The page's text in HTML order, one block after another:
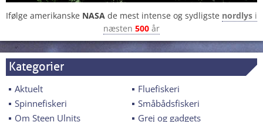
Ifølge amerikanske NASA de mest intense og sydligste nordlys i
næsten 500 år
Kategorier
Aktuelt
Fluefiskeri
Spinnefiskeri
Småbådsfiskeri
Om Steen Ulnits
Grej og gadgets